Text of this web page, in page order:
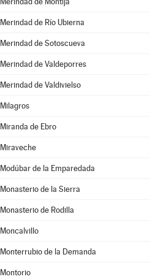
Merindad de Río Ubierna
Merindad de Sotoscueva
Merindad de Valdeporres
Merindad de Valdivielso
Milagros
Miranda de Ebro
Miraveche
Modúbar de la Emparedada
Monasterio de la Sierra
Monasterio de Rodilla
Moncalvillo
Monterrubio de la Demanda
Montorio